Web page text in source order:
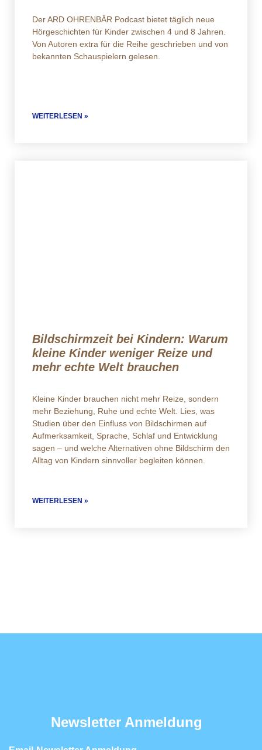
Der ARD OHRENBÄR Podcast bietet täglich neue
Hörgeschichten für Kinder zwischen 4 und 8 Jahren.
Von Autoren extra für die Reihe geschrieben und von
bekannten Schauspielern gelesen.
WEITERLESEN »
Bildschirmzeit bei Kindern: Warum
kleine Kinder weniger Reize und
mehr echte Welt brauchen
Kleine Kinder brauchen nicht mehr Reize, sondern
mehr Beziehung, Ruhe und echte Welt. Lies, was
Studien über den Einfluss von Bildschirmen auf
Aufmerksamkeit, Sprache, Schlaf und Entwicklung
sagen – und welche Alternativen ohne Bildschirm den
Alltag von Kindern sinnvoller begleiten können.
WEITERLESEN »
Newsletter Anmeldung